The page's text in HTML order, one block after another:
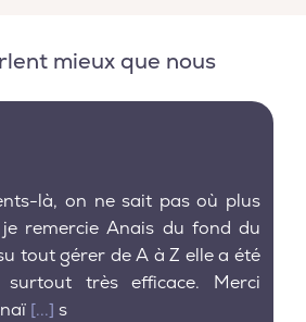
mieux que nous
là, on ne sait pas où plus
remercie Anais du fond du
tout gérer de A à Z elle a été
très efficace. Merci
[...] s